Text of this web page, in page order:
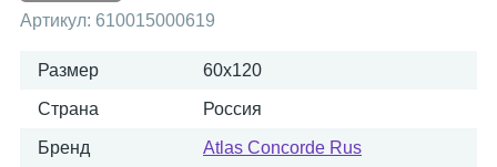
Артикул: 610015000619
Размер 60x120
Страна Россия
Бренд Atlas Concorde Rus